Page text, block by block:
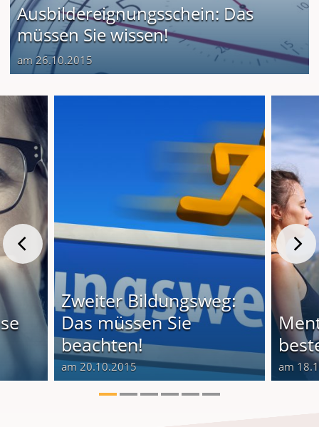
Ausbildereignungsschein: Das
müssen Sie wissen!
am 26.10.2015
Zweiter Bildungsweg:
Das müssen Sie
beachten!
am 20.10.2015 am